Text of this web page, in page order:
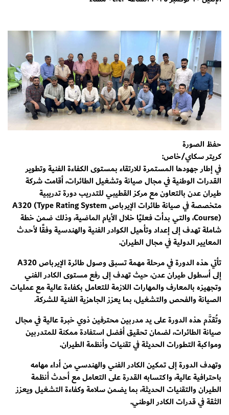
حفظ الصورة
كريتر سكاي/خاص:
في إطار جهودها المستمرة للارتقاء بمستوى الكفاءة الفنية وتطوير
القدرات الوطنية في مجال صيانة وتشغيل الطائرات، أقامت شركة
طيران عدن بالتعاون مع مركز القطيبي للتدريب دورة تدريبية
متخصصة في صيانة طائرات الإيرباص A320 (Type Rating System
Course)، والتي بدأت فعليًا خلال الأيام الماضية، وذلك ضمن خطة
شاملة تهدف إلى إعداد وتأهيل الكوادر الفنية والهندسية وفقًا لأحدث
المعايير الدولية في مجال الطيران.
تأتي هذه الدورة في مرحلة مهمة تسبق وصول طائرة الإيرباص A320
إلى أسطول طيران عدن، حيث تهدف إلى رفع مستوى الكادر الفني
وتجهيزه بالمعارف والمهارات اللازمة للتعامل بكفاءة عالية مع عمليات
الصيانة والفحص والتشغيل، بما يعزز الجاهزية الفنية للشركة.
وتُقدَّم هذه الدورة على يد مدربين محترفين ذوي خبرة عالية في مجال
صيانة الطائرات، لضمان تحقيق أفضل استفادة ممكنة للمتدربين
ومواكبة التطورات الحديثة في تقنيات وأنظمة الطيران.
وتهدف الدورة إلى تمكين الكادر الفني والهندسي من أداء مهامه
باحترافية عالية، واكتسابه القدرة على التعامل مع أحدث أنظمة
الطيران والتقنيات الحديثة، بما يضمن سلامة وكفاءة التشغيل ويعزز
الثقة في قدرات الكادر الوطني.